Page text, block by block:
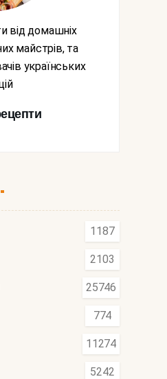
майстрів, та
українських
1187
2103
25746
774
11274
5242